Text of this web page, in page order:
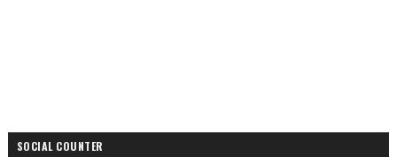
SOCIAL COUNTER